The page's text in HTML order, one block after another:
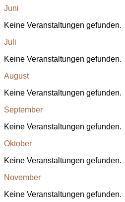
Juni
Keine Veranstaltungen gefunden.
Juli
Keine Veranstaltungen gefunden.
August
Keine Veranstaltungen gefunden.
September
Keine Veranstaltungen gefunden.
Oktober
Keine Veranstaltungen gefunden.
November
Keine Veranstaltungen gefunden.